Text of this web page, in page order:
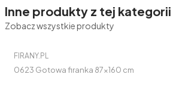
Inne produkty z tej kategorii
Zobacz wszystkie produkty
PRODUCENT
FIRANY.PL
0623 Gotowa firanka 87x160 cm